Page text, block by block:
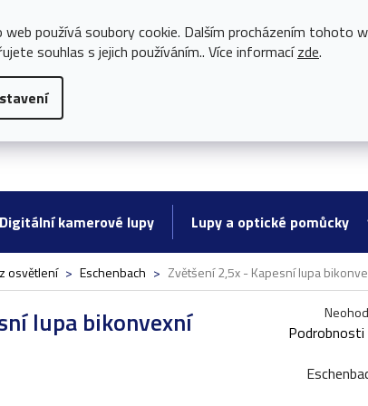
web používá soubory cookie. Dalším procházením tohoto
souhlas s jejich používáním.. Více informacízde.
Digitální kamerové lupy Lupy a optické pomůcky
osvětlení > Eschenbach > Zvětšení 2,5x - Kapesní lupa
lupa bikonvexní
Průměrné
hodnocení
Podrobnosti